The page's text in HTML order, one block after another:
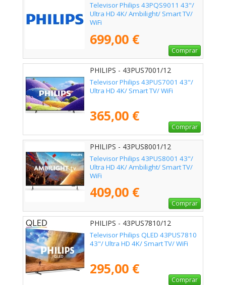
Televisor Philips 43PQS9011 43"/
Ultra HD 4K/ Ambilight/ Smart TV/
WiFi
699,00 €
Comprar
PHILIPS - 43PUS7001/12
Televisor Philips 43PUS7001 43"/
Ultra HD 4K/ Smart TV/ WiFi
365,00 €
Comprar
PHILIPS - 43PUS8001/12
Televisor Philips 43PUS8001 43"/
Ultra HD 4K/ Ambilight/ Smart TV/
WiFi
409,00 €
Comprar
PHILIPS - 43PUS7810/12
Televisor Philips QLED 43PUS7810
43"/ Ultra HD 4K/ Smart TV/ WiFi
295,00 €
Comprar